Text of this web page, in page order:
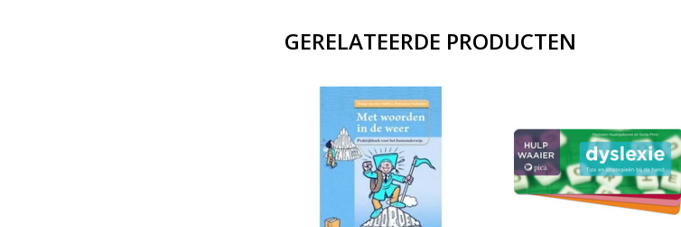
GERELATEERDE PRODUCTEN